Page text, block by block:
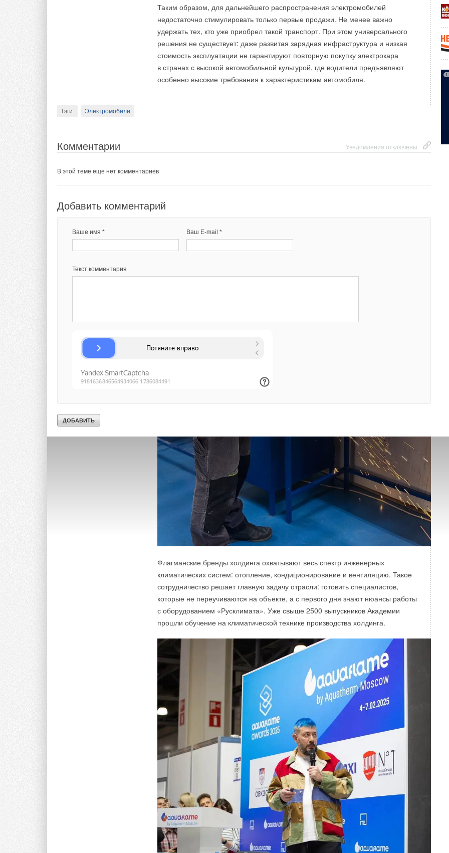
Таким образом, для дальнейшего распространения электромобилей
недостаточно стимулировать только первые продажи. Не менее важно
удержать тех, кто уже приобрел такой транспорт. При этом универсального
решения не существует: даже развитая зарядная инфраструктура и низкая
стоимость эксплуатации не гарантируют повторную покупку электрокара
в странах с высокой автомобильной культурой, где водители предъявляют
особенно высокие требования к характеристикам автомобиля.
Тэги: Электромобили
Уведомления отключены
Комментарии
В этой теме еще нет комментариев
Добавить комментарий
Ваше имя * Ваш E-mail *
Текст комментария
«Русклимат», который предоставляет площадки и техническую базу для
Флагманские бренды холдинга охватывают весь спектр инженерных
климатических систем: отопление, кондиционирование и вентиляцию. Такое
сотрудничество решает главную задачу отрасли: готовить специалистов,
которые не переучиваются на объекте, а с первого дня знают нюансы работы
с оборудованием «Русклимата». Уже свыше 2500 выпускников Академии
прошли обучение на климатической технике производства холдинга.